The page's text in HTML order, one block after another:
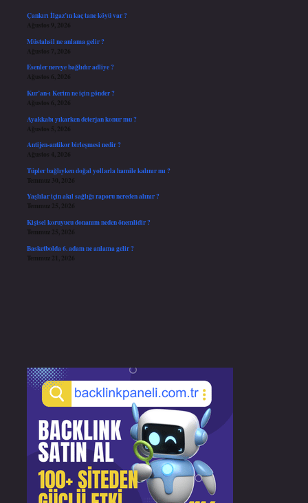
Çankırı İlgaz’ın kaç tane köyü var ?
Ağustos 9, 2026
Müstahsil ne anlama gelir ?
Ağustos 7, 2026
Esenler nereye bağlıdır adliye ?
Ağustos 6, 2026
Kur’an-ı Kerim ne için gönder ?
Ağustos 6, 2026
Ayakkabı yıkarken deterjan konur mu ?
Ağustos 5, 2026
Antijen-antikor birleşmesi nedir ?
Ağustos 4, 2026
Tüpler bağlıyken doğal yollarla hamile kalınır mı ?
Temmuz 30, 2026
Yaşlılar için akıl sağlığı raporu nereden alınır ?
Temmuz 25, 2026
Kişisel koruyucu donanım neden önemlidir ?
Temmuz 25, 2026
Basketbolda 6. adam ne anlama gelir ?
Temmuz 21, 2026